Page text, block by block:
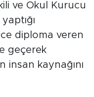
ve Okul Kurucu
diploma veren
geçerek
insan kaynağını